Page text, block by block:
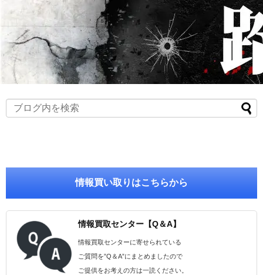
情報買い取りはこちらから
情報買取センター【Q＆A】
情報買取センターに寄せられている
ご質問を”Q＆A”にまとめましたので
ご提供をお考えの方は一読ください。